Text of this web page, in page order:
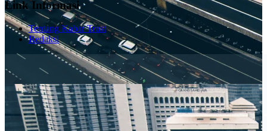
Link Informasi
Tentang Kabar Trust
Redaksi